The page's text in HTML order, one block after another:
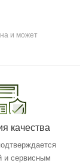
и может
качества
и сервисным